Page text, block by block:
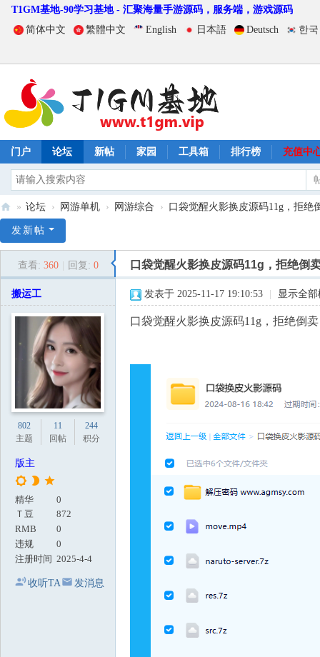
T1GM基地-90学习基地 - 汇聚海量手游源码，服务端，游戏源码
简体中文
繁體中文 English 日本語 Deutsch 한
门户 论坛 新帖 家园 工具箱 排行榜 充值中
1
» 论坛 › 网游单机 › 网游综合 › 口袋觉醒火影换皮源码11g，拒绝
发新帖
查看: 360 回复: 0 口袋觉醒火影换皮源码11g，拒绝倒
搬运工
802
主题
11
回帖
244
积分
版主
精华
0
Ｔ豆
872
RMB
0
违规
0
注册时间 2025-4-4
收听TA 发消息
发表于 2025-11-17 19:10:53 显示全
口袋觉醒火影换皮源码11g，拒绝倒